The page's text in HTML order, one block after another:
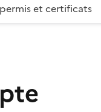
et certificats